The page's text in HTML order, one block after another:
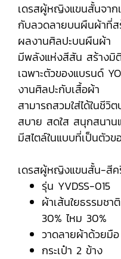
เดรสผู้หญิงแขนสั้นจาก
กับลวดลายบนผืนผ้าที่ส
ผลงานศิลปะบนผืนผ้า
มีพลังแห่งสีสัน สร้างมิ
เฉพาะตัวของแบรนด์
งานศิลปะกับเสื้อผ้า
สามารถสวมใส่ได้ในชีวิ
สบาย สดใส สนุกสนาน
มีสไตล์ในแบบที่เป็นตัวข
เดรสผู้หญิงแขนสั้น-สีค
รุ่น YVDSS-015
ผ้าเส้นใยธรรมช
30% ไหม 30%
วาดลายผ้าด้วยมือ
กระเป๋า 2 ข้าง